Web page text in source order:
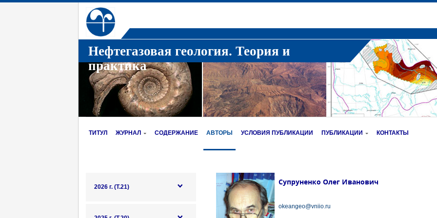
Нефтегазовая геология. Теория и
практика
ТИТУЛ ЖУРНАЛ СОДЕРЖАНИЕ АВТОРЫ УСЛОВИЯ ПУБЛИКАЦИИ ПУБЛИКАЦИИ КОНТАКТЫ
2026 г. (Т.21)
Супруненко Олег Иванович
okeangeo@vniio.ru